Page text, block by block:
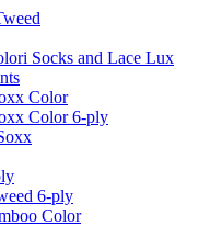
Socks and Lace Lux
Color
Color 6-ply
6-ply
Color